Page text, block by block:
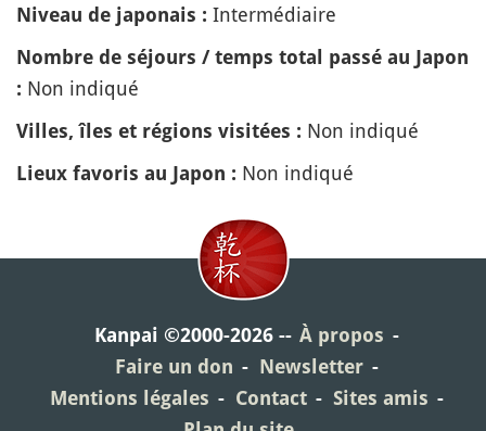
Niveau de japonais : Intermédiaire
Nombre de séjours / temps total passé au Japon
: Non indiqué
Villes, îles et régions visitées : Non indiqué
Lieux favoris au Japon : Non indiqué
Kanpai ©2000-2026
À propos
Faire un don
Newsletter
Mentions légales
Contact
Sites amis